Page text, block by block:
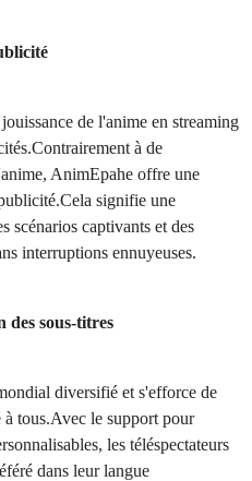
de l'anime en streaming
à de
AnimEpahe offre une
signifie une
scénarios captivants et des
interruptions ennuyeuses.
des sous-titres
diversifié et s'efforce de
tous.Avec le support pour
les téléspectateurs
dans leur langue